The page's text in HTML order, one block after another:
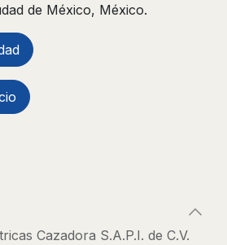
de México, México.
Cazadora S.A.P.I. de C.V.